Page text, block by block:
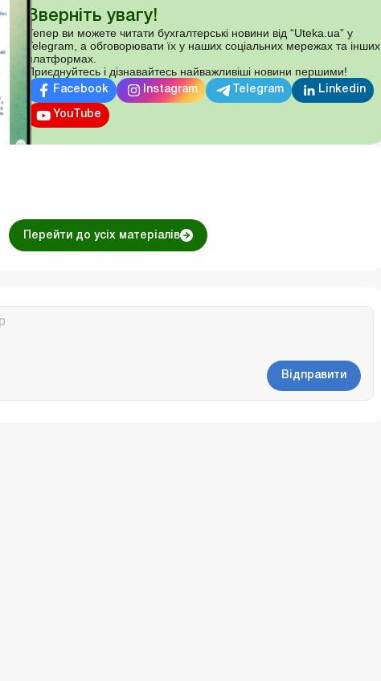
Зверніть увагу!
Тепер ви можете читати бухгалтерські новини від “Uteka.ua” у
Telegram, а обговорювати їх у наших соціальних мережах та інших
платформах.
Приєднуйтесь і дізнавайтесь найважливіші новини першими!
Facebook Instagram Telegram Linkedin
YouTube
Перейти до усіх матеріалів
Відправити